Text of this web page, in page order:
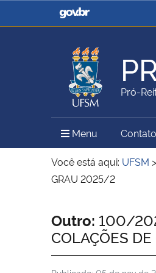
Casa Civil
Ministério da Agricultura,
Pecuária e Abastecimento
Ministério do Meio Ambiente
Pró-
Menu MenuContato
Você está aqui: UFSM >
GRAU 2025/2
Início do conteúdo
Outro: 100/
COLAÇÕES